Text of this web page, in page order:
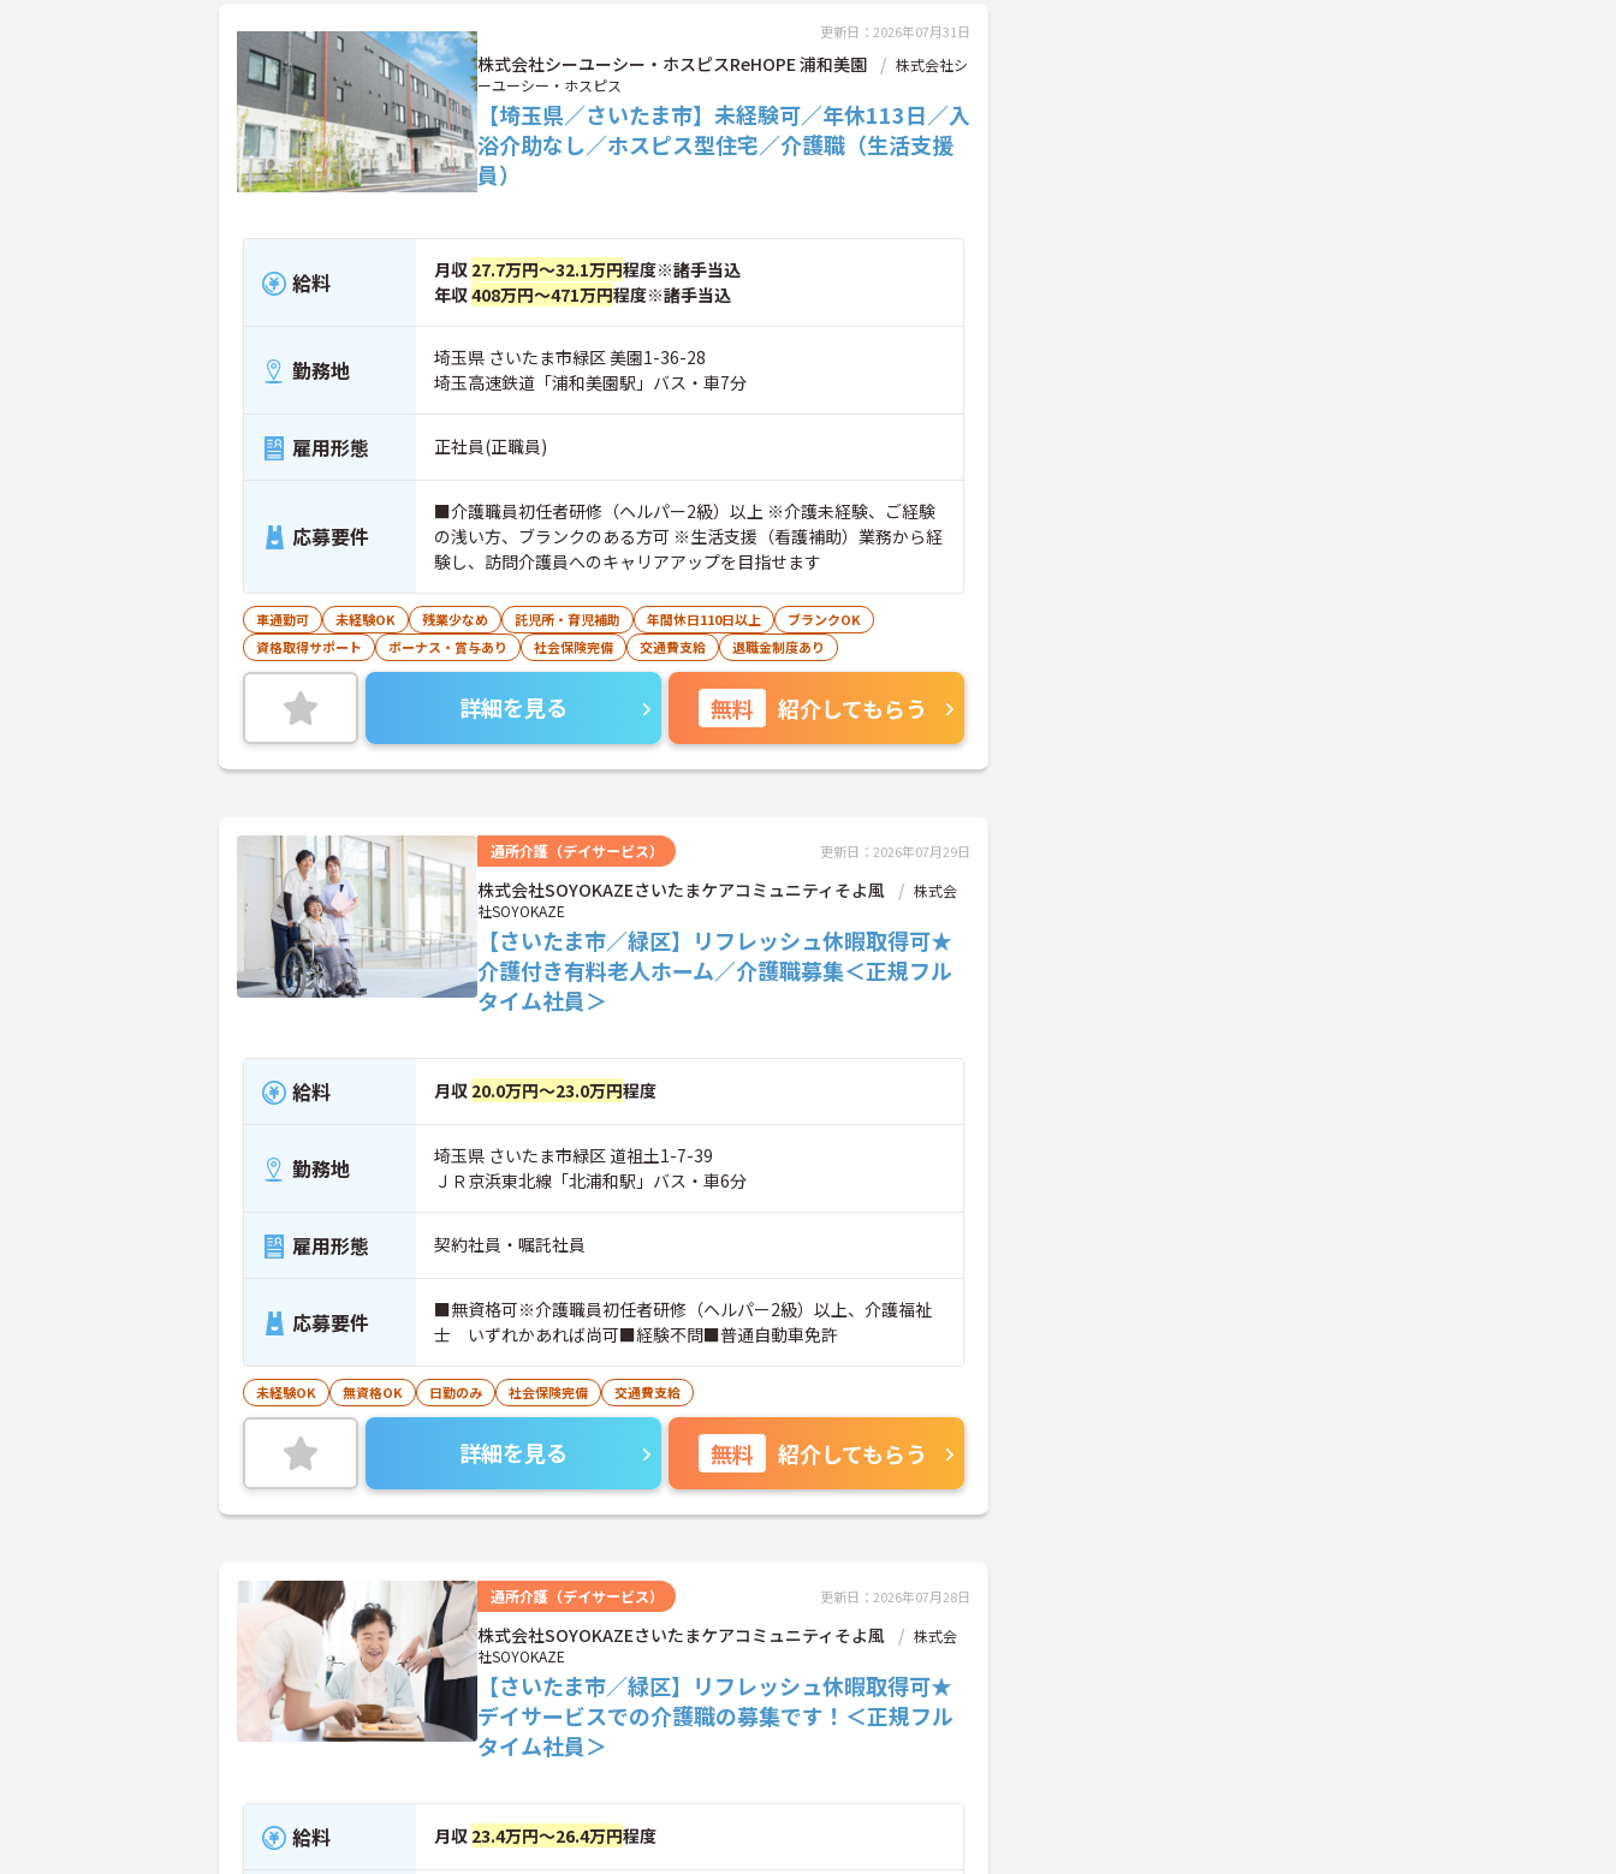
更新日：2026年07月31日
株式会社シーユーシー・ホスピスReHOPE 浦和美園
株式会社シ
ーユーシー・ホスピス
【埼玉県／さいたま市】未経験可／年休113日／入
浴介助なし／ホスピス型住宅／介護職（生活支援
員）
給料 月収 27.7万円～32.1万円程度※諸手当込
年収408万円～471万円程度※諸手当込
勤務地
埼玉県 さいたま市緑区 美園1-36-28
埼玉高速鉄道「浦和美園駅」バス・車7分
雇用形態 正社員(正職員)
応募要件
■介護職員初任者研修（ヘルパー2級）以上 ※介護未経験、ご経験
の浅い方、ブランクのある方可 ※生活支援（看護補助）業務から経
験し、訪問介護員へのキャリアアップを目指せます
車通勤可 未経験OK 残業少なめ 託児所・育児補助 年間休日110日以上
ブランクOK
資格取得サポート
ボーナス・賞与あり 社会保険完備 交通費支給 退職金制度あり
詳細を見る 無料 紹介してもらう
通所介護（デイサービス） 更新日：2026年07月29日
株式会社SOYOKAZEさいたまケアコミュニティそよ風
株式会
社SOYOKAZE
【さいたま市／緑区】リフレッシュ休暇取得可★
介護付き有料老人ホーム／介護職募集＜正規フル
タイム社員＞
給料 月収 20.0万円～23.0万円程度
勤務地
埼玉県 さいたま市緑区 道祖土1-7-39
ＪＲ京浜東北線「北浦和駅」バス・車6分
雇用形態 契約社員・嘱託社員
応募要件
■無資格可※介護職員初任者研修（ヘルパー2級）以上、介護福祉
士 いずれかあれば尚可■経験不問■普通自動車免許
未経験OK 無資格OK 日勤のみ 社会保険完備 交通費支給
詳細を見る 無料 紹介してもらう
通所介護（デイサービス） 更新日：2026年07月28日
株式会社SOYOKAZEさいたまケアコミュニティそよ風
株式会
社SOYOKAZE
【さいたま市／緑区】リフレッシュ休暇取得可★
デイサービスでの介護職の募集です！＜正規フル
タイム社員＞
給料 月収 23.4万円～26.4万円程度